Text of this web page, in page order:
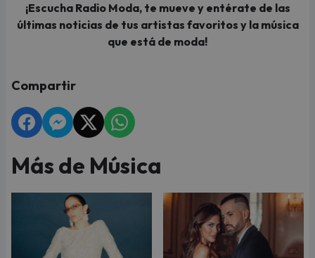
¡Escucha Radio Moda, te mueve y entérate de las
últimas noticias de tus artistas favoritos y la música
que está de moda!
Compartir
Más de Música